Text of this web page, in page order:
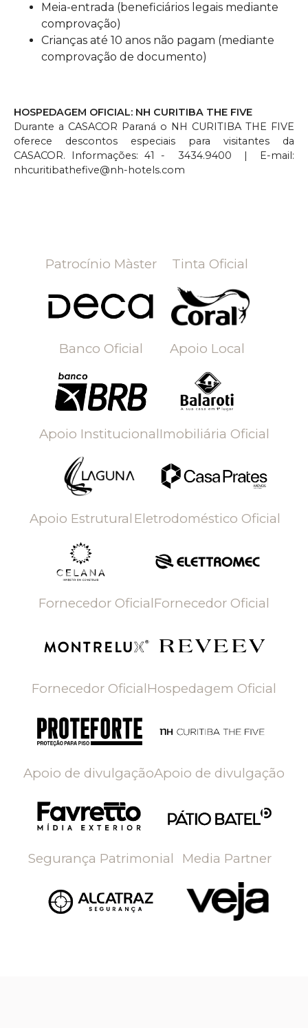
Meia-entrada (beneficiários legais mediante
comprovação)
Crianças até 10 anos não pagam (mediante
comprovação de documento)
HOSPEDAGEM OFICIAL: NH CURITIBA THE FIVE
Durante a CASACOR Paraná o NH CURITIBA THE FIVE
oferece descontos especiais para visitantes da
CASACOR. Informações: 41 - 3434.9400 | E-mail:
nhcuritibathefive@nh-hotels.com
Patrocínio Màster Tinta Oficial
Banco Oficial Apoio Local
Apoio InstitucionalImobiliária Oficial
Apoio Estrutural Eletrodoméstico Oficial
Fornecedor OficialFornecedor Oficial
Fornecedor OficialHospedagem Oficial
Apoio de divulgaçãoApoio de divulgação
Segurança Patrimonial Media Partner